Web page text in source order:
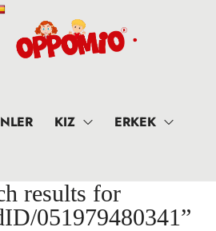
KIZ ERKEK
results for
051979480341”